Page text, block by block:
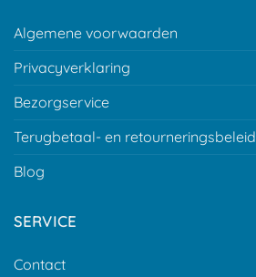
Algemene voorwaarden
Privacyverklaring
Bezorgservice
Terugbetaal- en retourneringsbeleid
Blog
SERVICE
Contact